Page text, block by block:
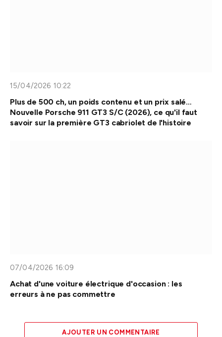
15/04/2026 10:22
Plus de 500 ch, un poids contenu et un prix salé…
Nouvelle Porsche 911 GT3 S/C (2026), ce qu'il faut
savoir sur la première GT3 cabriolet de l'histoire
07/04/2026 16:09
Achat d'une voiture électrique d'occasion : les
erreurs à ne pas commettre
AJOUTER UN COMMENTAIRE